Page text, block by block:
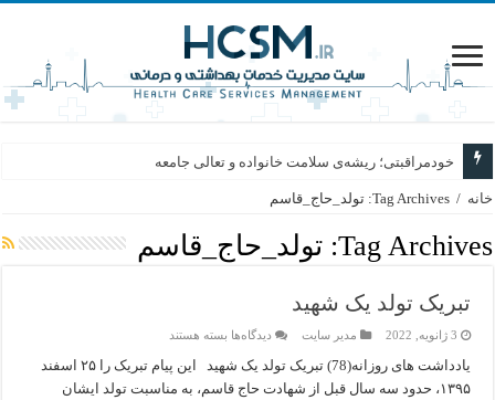
خودمراقبتی؛ ریشه‌ی سلامت خانواده و تعالی جامعه
خانه / Tag Archives: تولد_حاج_قاسم
Tag Archives: تولد_حاج_قاسم
تبریک تولد یک شهید
3 ژانویه, 2022 مدیر سایت دیدگاه‌ها برای
تولد
یک
شهید
بسته هستند
یادداشت های روزانه(78) تبریک تولد یک شهید این پیام تبریک را ۲۵ اسفند
۱۳۹۵، حدود سه سال قبل از شهادت حاج قاسم، به مناسبت تولد ایشان